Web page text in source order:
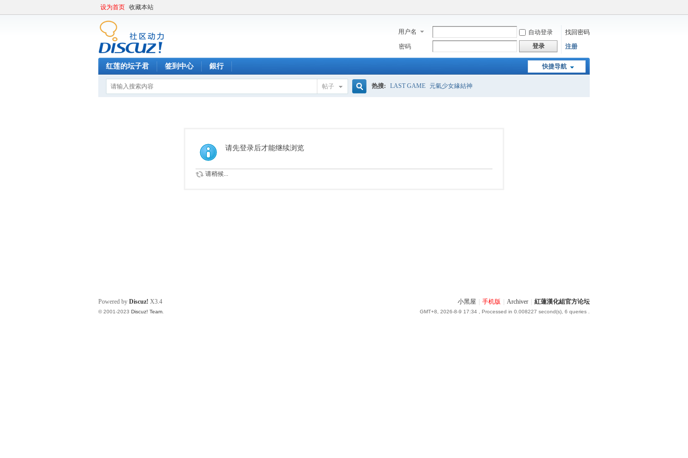
设为首页 收藏本站
用户名 自动登录
找回密码
密码
登录 注册
快捷导航
红莲的坛子君 签到中心 銀行
帖子 热搜: LAST GAME 元氣少女緣結神
请先登录后才能继续浏览
请稍候...
小黑屋 手机版 Archiver 紅蓮漢化組官方论坛
GMT+8, 2026-8-9 17:34 , Processed in 0.008227 second(s), 6 queries .
Powered by Discuz! X3.4
© 2001-2023 Discuz! Team